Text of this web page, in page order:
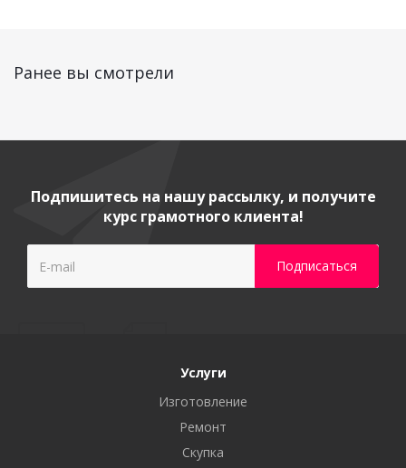
Ранее вы смотрели
Подпишитесь на нашу рассылку, и получите
курс грамотного клиента!
Услуги
Изготовление
Ремонт
Скупка